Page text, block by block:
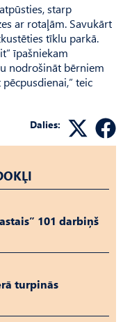
starp
ar rotaļām. Savukārt
tīklu parkā.
īpašniekam
nodrošināt bērniem
teic
Dalies:
101 darbiņš
turpinās